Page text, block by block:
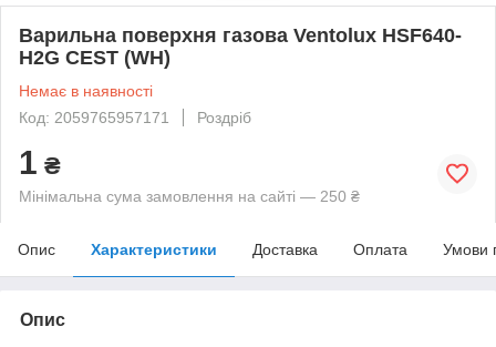
Варильна поверхня газова Ventolux HSF640-
H2G CEST (WH)
Немає в наявності
Код: 2059765957171
Роздріб
1 ₴
Мінімальна сума замовлення на сайті — 250 ₴
Опис Характеристики Доставка Оплата Умови
Опис